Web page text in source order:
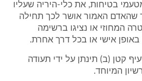
בטיחות, את כלי-היריה שעליו
שהאדם האמור אושר לכך תחילה
המחוזי או נציגו ברשימה
אישי או בכל דרך אחרת.
קטן (ב) תינתן על ידי תעודה
המיוחד.